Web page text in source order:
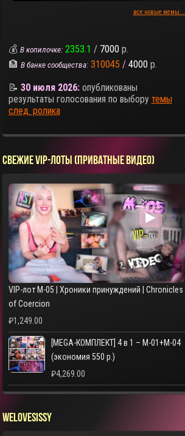
все новые мемы...
💰 В копилочке: 2353.1 / 7000 р.
🏦 В банке сообщества: 310045 / 4000 р.
📝 30 июля 2026:опубликованы
результаты голосования по выбору темы
след. ролика
СВЕЖИЕ VIP-ЛОТЫ (ПРИВАТНЫЕ ВИДЕО)
▶
VIP-лот M-05 | Хроники принуждений | Chronicles
of Coercion
₽1,249.00
[MEGA-КОМПЛЕКТ] 4 в 1 – M-01+M-04
(экономия 550 р.)
₽4,269.00
WELOVESISSY